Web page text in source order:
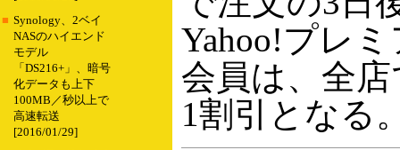
■ Synology、2ベイ
NASのハイエンド
モデル
「DS216+」、暗号
化データも上下
100MB／秒以上で
高速転送
[2016/01/29]
Yahoo!プレ
会員は、全
1割引となる